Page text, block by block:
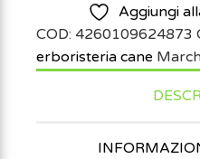
Aggiungi
COD: 4260109624873
erboristeria cane